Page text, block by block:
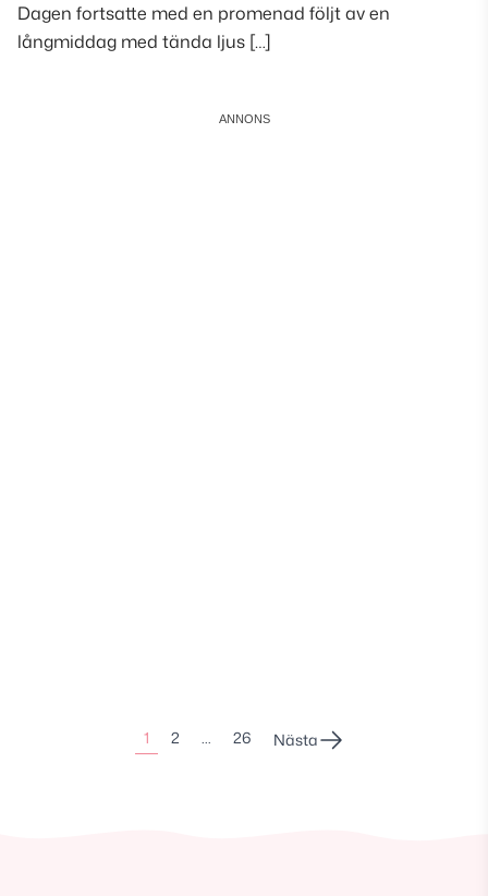
Dagen fortsatte med en promenad följt av en
långmiddag med tända ljus […]
1 2 … 26 Nästa